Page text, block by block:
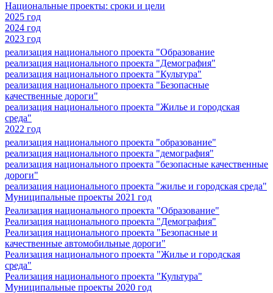
Национальные проекты: сроки и цели
2025 год
2024 год
2023 год
реализация национального проекта "Образование
реализация национального проекта "Демография"
реализация национального проекта "Культура"
реализация национального проекта "Безопасные
качественные дороги"
реализация национального проекта "Жилье и городская
среда"
2022 год
реализация национального проекта "образование"
реализация национального проекта "демография"
реализация национального проекта "безопасные качественные
дороги"
реализация национального проекта "жилье и городская среда"
Муниципальные проекты 2021 год
Реализация национального проекта "Образование"
Реализация национального проекта "Демография"
Реализация национального проекта "Безопасные и
качественные автомобильные дороги"
Реализация национального проекта "Жилье и городская
среда"
Реализация национального проекта "Культура"
Муниципальные проекты 2020 год